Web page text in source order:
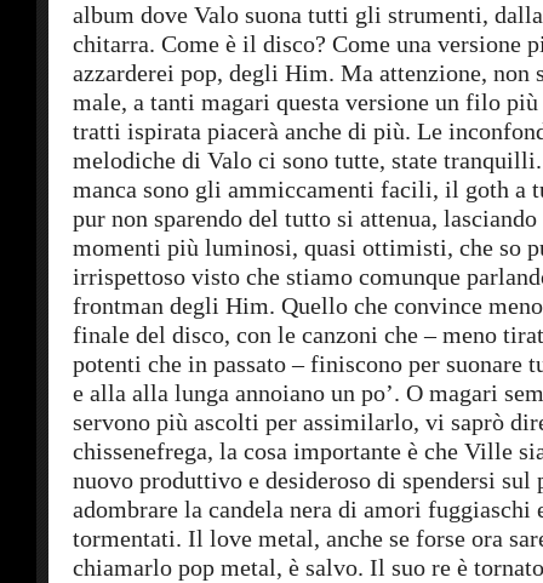
album dove Valo suona tutti gli strumenti,
chitarra. Come è il disco? Come una versione
azzarderei pop, degli Him. Ma attenzione, non
male, a tanti magari questa versione un filo più
tratti ispirata piacerà anche di più. Le
melodiche di Valo ci sono tutte, state
manca sono gli ammiccamenti facili, il goth a
pur non sparendo del tutto si attenua, lasciando
momenti più luminosi, quasi ottimisti, che so
irrispettoso visto che stiamo comunque
frontman degli Him. Quello che convince
finale del disco, con le canzoni che – meno
potenti che in passato – finiscono per suonare
e alla alla lunga annoiano un po’. O magari
servono più ascolti per assimilarlo, vi saprò
chissenefrega, la cosa importante è che Ville
nuovo produttivo e desideroso di spendersi sul
adombrare la candela nera di amori fuggiaschi
tormentati. Il love metal, anche se forse ora
chiamarlo pop metal, è salvo. Il suo re è